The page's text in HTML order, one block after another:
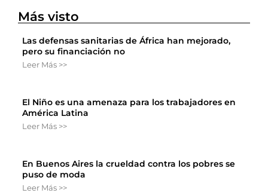
Más visto
Las defensas sanitarias de África han mejorado,
pero su financiación no
Leer Más >>
El Niño es una amenaza para los trabajadores en
América Latina
Leer Más >>
En Buenos Aires la crueldad contra los pobres se
puso de moda
Leer Más >>